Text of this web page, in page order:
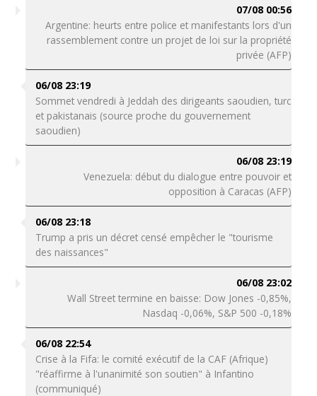
07/08 00:56
Argentine: heurts entre police et manifestants lors d'un
rassemblement contre un projet de loi sur la propriété
privée (AFP)
06/08 23:19
Sommet vendredi à Jeddah des dirigeants saoudien, turc
et pakistanais (source proche du gouvernement
saoudien)
06/08 23:19
Venezuela: début du dialogue entre pouvoir et
opposition à Caracas (AFP)
06/08 23:18
Trump a pris un décret censé empêcher le "tourisme
des naissances"
06/08 23:02
Wall Street termine en baisse: Dow Jones -0,85%,
Nasdaq -0,06%, S&P 500 -0,18%
06/08 22:54
Crise à la Fifa: le comité exécutif de la CAF (Afrique)
"réaffirme à l'unanimité son soutien" à Infantino
(communiqué)